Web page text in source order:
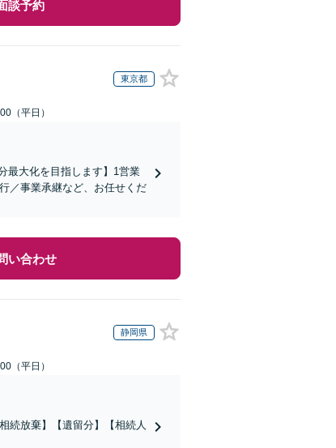
談予約
東京都
（平日）
最大化を目指します】1営業
／事業承継など、お任せくだ
い合わせ
静岡県
（平日）
続放棄】【遺留分】【相続人